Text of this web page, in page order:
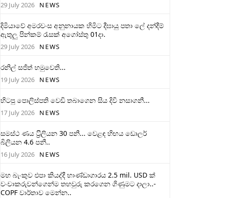
29 July 2026 NEWS
දිමියාවේ අමරවංස අනුනායක හිමිට දීඝායු පතා ලේ දන්දීම්
ඇතුලු පින්කම් රැසක් අගෝස්තු 01දා.
29 July 2026 NEWS
රනිල් සජිත් හමුවෙති...
19 July 2026 NEWS
හිටපු පොලිස්පති වෙඩි තබාගෙන සිය දිවි නසාගනී...
17 July 2026 NEWS
සමස්ථ ණය ට‍්‍රිලියන 30 පනී... වෙළඳ හිඟය ඩොලර්
බිලියන 4.6 පනී..
16 July 2026 NEWS
මහ බැංකුව එපා කියද්දී භාණ්ඩාගාරය 2.5 mil. USD ක්
වංචාකරුවන්ගෙන්ම තහවුරු කරගෙන ගිණුමට දාලා..-
COPF වාර්තාව මෙන්න..